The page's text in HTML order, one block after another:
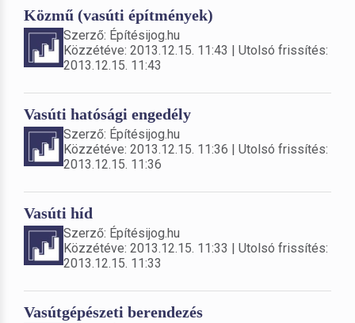
Közmű (vasúti építmények)
Szerző: Építésijog.hu
Közzétéve: 2013.12.15. 11:43 | Utolsó frissítés:
2013.12.15. 11:43
Vasúti hatósági engedély
Szerző: Építésijog.hu
Közzétéve: 2013.12.15. 11:36 | Utolsó frissítés:
2013.12.15. 11:36
Vasúti híd
Szerző: Építésijog.hu
Közzétéve: 2013.12.15. 11:33 | Utolsó frissítés:
2013.12.15. 11:33
Vasútgépészeti berendezés